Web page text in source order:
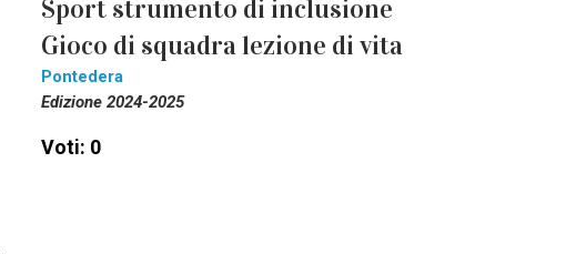
Sport strumento di inclusione
Gioco di squadra lezione di vita
Pontedera
Edizione 2024-2025
Voti: 0